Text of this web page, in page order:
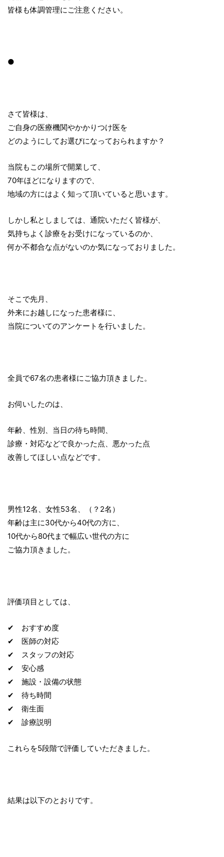
皆様も体調管理にご注意ください。
●
さて皆様は、
ご自身の医療機関やかかりつけ医を
どのようにしてお選びになっておられますか？
当院もこの場所で開業して、
70年ほどになりますので、
地域の方にはよく知って頂いていると思います。
しかし私としましては、通院いただく皆様が、
気持ちよく診療をお受けになっているのか、
何か不都合な点がないのか気になっておりました。
そこで先月、
外来にお越しになった患者様に、
当院についてのアンケートを行いました。
全員で67名の患者様にご協力頂きました。
お伺いしたのは、
年齢、性別、当日の待ち時間、
診療・対応などで良かった点、悪かった点
改善してほしい点などです。
男性12名、女性53名、（？2名）
年齢は主に30代から40代の方に、
10代から80代まで幅広い世代の方に
ご協力頂きました。
評価項目としては、
✔ おすすめ度
✔ 医師の対応
✔ スタッフの対応
✔ 安心感
✔ 施設・設備の状態
✔ 待ち時間
✔ 衛生面
✔ 診療説明
これらを5段階で評価していただきました。
結果は以下のとおりです。